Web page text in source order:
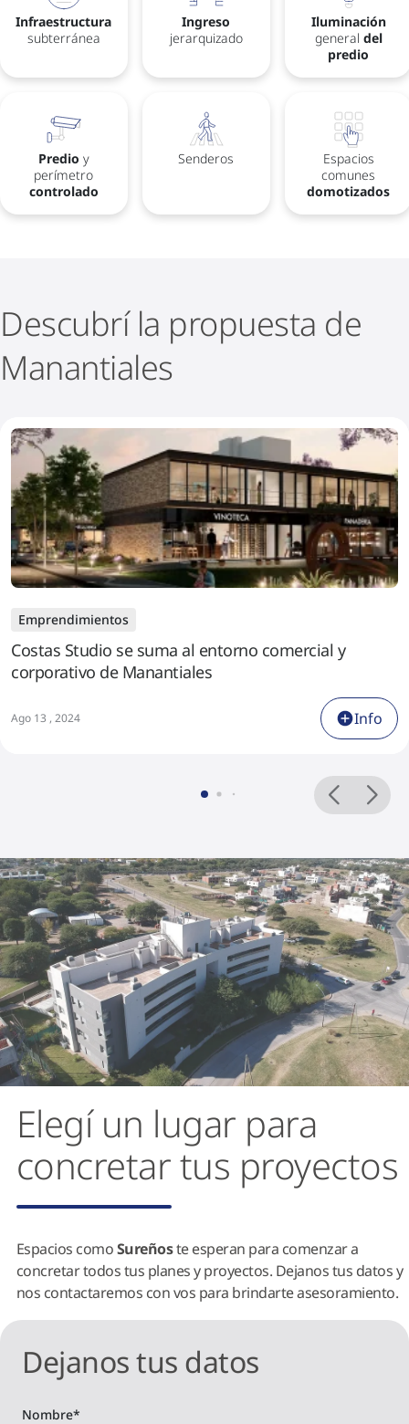
Infraestructura
subterránea
Ingreso
jerarquizado
Iluminación
general del
predio
Predio y
perímetro
controlado
Senderos
Espacios
comunes
domotizados
Descubrí la propuesta de
Manantiales
Emprendimientos
Costas Studio se suma al entorno comercial y
corporativo de Manantiales
Ago 13 , 2024 Info
Elegí un lugar para
concretar tus proyectos
Espacios comoSureñoste esperan para comenzar a
concretar todos tus planes y proyectos. Dejanos tus datos y
nos contactaremos con vos para brindarte asesoramiento.
Dejanos tus datos
Nombre*